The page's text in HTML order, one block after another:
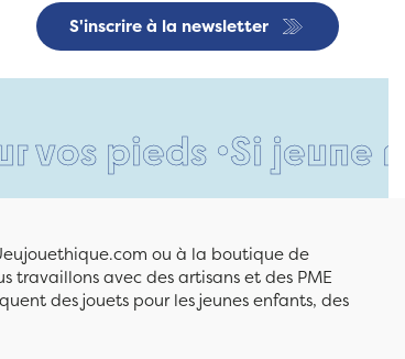
S'inscrire à la newsletter
•Si jeune et déjà
ou à la boutique de
travaillons avec des artisans et des PME
des jouets pour les jeunes enfants, des